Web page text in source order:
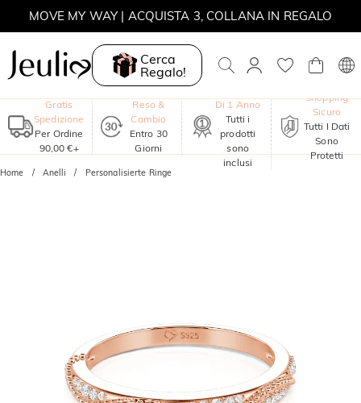
SALDI ESTIVI | -30% SUL 2° ARTICOLO | CODICE: SUMMER
MOVE MY WAY | ACQUISTA 3, COLLANA IN REGALO
Cerca
Regalo!
Gratis
Spedizione
Per Ordine
90,00 €+
Reso &
Cambio
Entro 30
Giorni
Di 1 Anno
Tutti i
prodotti
sono
inclusi
Shopping
Sicuro
Tutti I Dati
Sono
Protetti
Home Anelli Personalisierte Ringe